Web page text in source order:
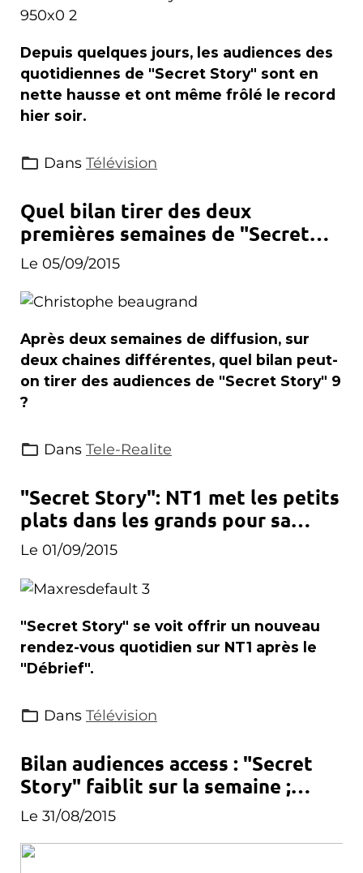
Depuis quelques jours, les audiences des
quotidiennes de "Secret Story" sont en
nette hausse et ont même frôlé le record
hier soir.
Dans Télévision
Quel bilan tirer des deux
premières semaines de "Secret
Story" ?
Le 05/09/2015
Après deux semaines de diffusion, sur
deux chaines différentes, quel bilan peut-
on tirer des audiences de "Secret Story" 9
?
Dans Tele-Realite
"Secret Story": NT1 met les petits
plats dans les grands pour sa
quotidienne
Le 01/09/2015
"Secret Story" se voit offrir un nouveau
rendez-vous quotidien sur NT1 après le
"Débrief".
Dans Télévision
Bilan audiences access : "Secret
Story" faiblit sur la semaine ;
"L'académie des 9" démarre
timidement...
Le 31/08/2015